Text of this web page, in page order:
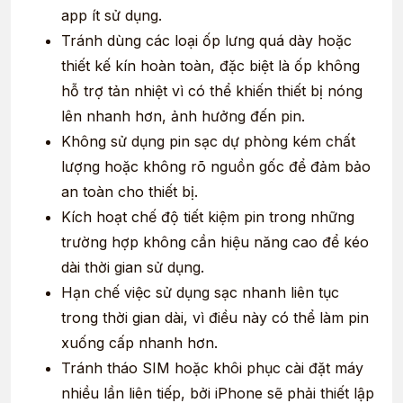
app ít sử dụng.
Tránh dùng các loại ốp lưng quá dày hoặc
thiết kế kín hoàn toàn, đặc biệt là ốp không
hỗ trợ tản nhiệt vì có thể khiến thiết bị nóng
lên nhanh hơn, ảnh hưởng đến pin.
Không sử dụng pin sạc dự phòng kém chất
lượng hoặc không rõ nguồn gốc để đảm bảo
an toàn cho thiết bị.
Kích hoạt chế độ tiết kiệm pin trong những
trường hợp không cần hiệu năng cao để kéo
dài thời gian sử dụng.
Hạn chế việc sử dụng sạc nhanh liên tục
trong thời gian dài, vì điều này có thể làm pin
xuống cấp nhanh hơn.
Tránh tháo SIM hoặc khôi phục cài đặt máy
nhiều lần liên tiếp, bởi iPhone sẽ phải thiết lập